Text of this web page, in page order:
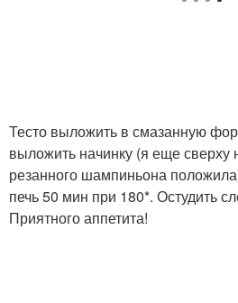
Тесто выложить в смазанную
выложить начинку (я еще сверху
резанного шампиньона
печь 50 мин при 180*. Остудить
Приятного аппетита!